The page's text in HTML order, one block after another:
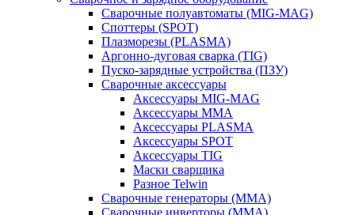
Сварочные полуавтоматы (MIG-MAG)
Споттеры (SPOT)
Плазморезы (PLASMA)
Аргонно-дуговая сварка (TIG)
Пуско-зарядные устройства (ПЗУ)
Сварочные аксессуары
Аксессуары MIG-MAG
Аксессуары MMA
Аксессуары PLASMA
Аксессуары SPOT
Аксессуары TIG
Маски сварщика
Разное Telwin
Сварочные генераторы (MMA)
Сварочные инверторы (MMA)